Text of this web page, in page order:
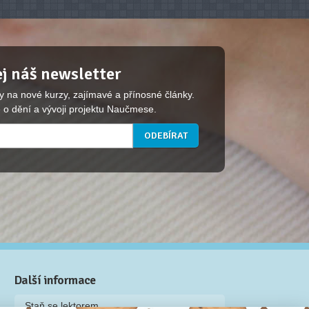
náš newsletter
na nové kurzy, zajímavé a přínosné články.
dění a vývoji projektu Naučmese.
Další informace
Staň se lektorem